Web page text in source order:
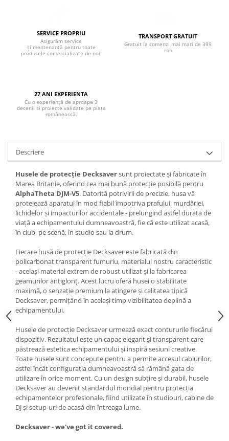
Sisteme surround
Subwoofer
Pachete
Boxe de perete
SERVICE PROPRIU
Asigurăm service
și mentenanță pentru toate
produsele comercializate de noi!
TRANSPORT GRATUIT
Gratuit la comenzi mai mari de 399
ron
27 ANI EXPERIENTA
Cu o experiență de aproape 3
decenii si proiecte validate pe piața
românească.
Descriere
Husele de protecție Decksaversunt proiectate și fabricate în
Marea Britanie, oferind cea mai bună protecție posibilă pentru
AlphaTheta DJM-V5. Datorită potrivirii de precizie, husa vă
protejează aparatul în mod fiabil împotriva prafului, murdăriei,
lichidelor și impacturilor accidentale - prelungind astfel durata de
viață a echipamentului dumneavoastră, fie că este utilizat acasă,
în club, pe scenă, în studio sau la drum.
Fiecare husă de protecție Decksaver este fabricată din
policarbonat transparent fumuriu, materialul nostru caracteristic
- același material extrem de robust utilizat și la fabricarea
geamurilor antiglonț. Acest lucru oferă husei o stabilitate
maximă, o senzație premium la atingere și calitatea tipică
Decksaver, permițând în același timp vizibilitatea deplină a
echipamentului.
Husele de protecție Decksaver urmează exact contururile fiecărui
dispozitiv. Rezultatul este un capac elegant și transparent care
păstrează estetica echipamentului și inspiră sesiuni creative.
Toate husele sunt concepute pentru a permite accesul cablurilor,
astfel încât configurația dumneavoastră să rămână gata de
utilizare în orice moment. Cu un design subțire și durabil, husele
Decksaver au devenit standardul mondial pentru protecția
echipamentelor profesionale, fiind utilizate în studiouri, cabine de
DJ și setup-uri de acasă din întreaga lume.
Decksaver - we've got it covered.